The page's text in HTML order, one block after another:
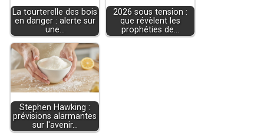
La tourterelle des bois
en danger : alerte sur
une…
2026 sous tension :
que révèlent les
prophéties de…
Stephen Hawking :
prévisions alarmantes
sur l'avenir…